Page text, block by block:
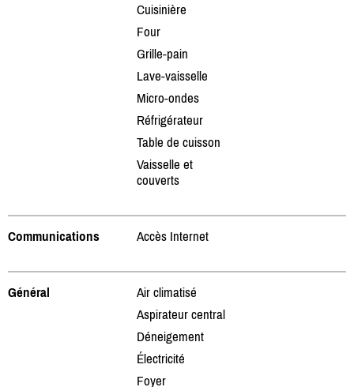
Cuisinière
Four
Grille-pain
Lave-vaisselle
Micro-ondes
Réfrigérateur
Table de cuisson
Vaisselle et
couverts
Communications Accès Internet
Général
Air climatisé
Aspirateur central
Déneigement
Électricité
Foyer